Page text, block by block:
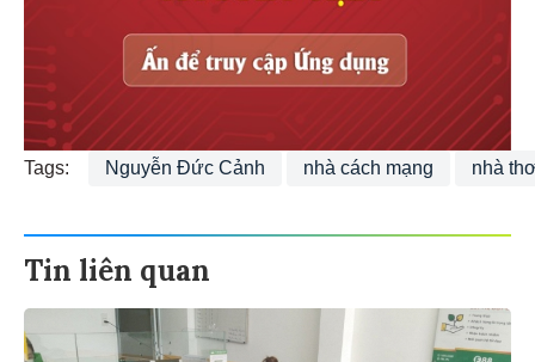
Tags: Nguyễn Đức Cảnh nhà cách mạng nhà
Tin liên quan